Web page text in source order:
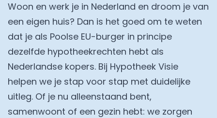
Woon en werk je in Nederland en droom je van
een eigen huis? Dan is het goed om te weten
dat je als Poolse EU-burger in principe
dezelfde hypotheekrechten hebt als
Nederlandse kopers. Bij Hypotheek Visie
helpen we je stap voor stap met duidelijke
uitleg. Of je nu alleenstaand bent,
samenwoont of een gezin hebt: we zorgen